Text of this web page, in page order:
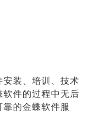
装、培训、技术
件的过程中无后
的金蝶软件服